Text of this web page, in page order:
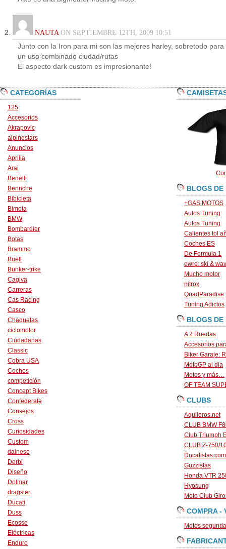
NAUTAON SEPTIEMBRE 12TH, 2009 10:51
Junto con la Iron para mi son las mejores harley, sobretodo para
un uso combinado ciudad/rutas
El aspecto dark custom es impresionante!
CATEGORÍAS
125
Accesorios
Akrapovic
alpinestars
Anuncios
Aprilia
Arai
Benelli
Bennche
Bibicleta
Bimota
BMW
Bombardier
Botas
Brammo
Buell
Bunker-trike
Cagiva
Carreras
Cas Racing
Casco
Chaquetas
ciclomotor
Ciudadanas
Classic
Cobra USA
Coches
competición
Concept Bikes
Confederate
Consejos
Cross
Curiosidades
Custom
dainese
Derbi
Diseño
Dolmar
dragster
Ducati
Duss
Ecosse
Eléctricas
Enduro
BLOGS DE
+GAS MOTOS
Autos Tuning
Autos Tuning
Calientes tol
Coches ES
De Formula 1
ewre: ski &
Mucho motor
nitrox
QuadParadise
Tuning Adictos
BLOGS DE
A 2 Ruedas
Accesorios
Biker Garaje:
MotoGP al dia
Motos y más…
OF TEAM
CLUBS
Aquileros.net
CLUB BMW
Club Triumph
CLUB Z-750/
Ducatistas.com
Guzzistas
Honda VTR
Hyosung
Moto Club
COMPRA -
Motos